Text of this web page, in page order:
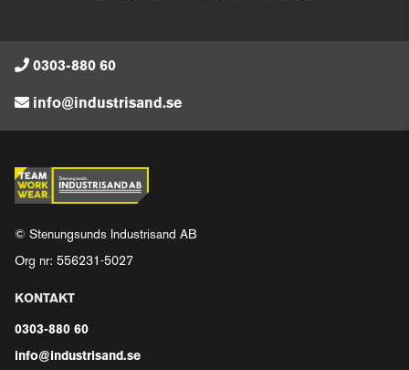
0303-880 60
info@industrisand.se
© Stenungsunds Industrisand AB
Org nr: 556231-5027
KONTAKT
0303-880 60
info@industrisand.se